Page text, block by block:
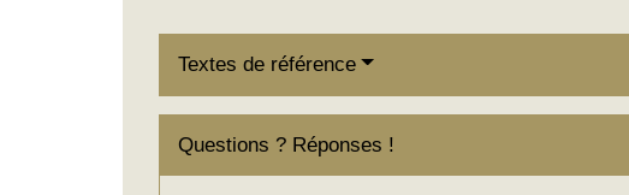
Textes de référence
Questions ? Réponses !